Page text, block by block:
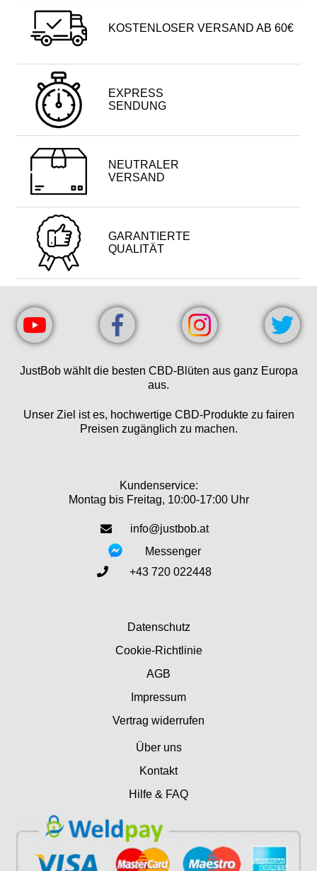
KOSTENLOSER VERSAND AB 60€
EXPRESS
SENDUNG
NEUTRALER
VERSAND
GARANTIERTE
QUALITÄT
JustBob wählt die besten CBD-Blüten aus ganz Europa
aus.
Unser Ziel ist es, hochwertige CBD-Produkte zu fairen
Preisen zugänglich zu machen.
Kundenservice:
Montag bis Freitag, 10:00-17:00 Uhr
info@justbob.at
Messenger
+43 720 022448
Datenschutz
Cookie-Richtlinie
AGB
Impressum
Vertrag widerrufen
Über uns
Kontakt
Hilfe & FAQ